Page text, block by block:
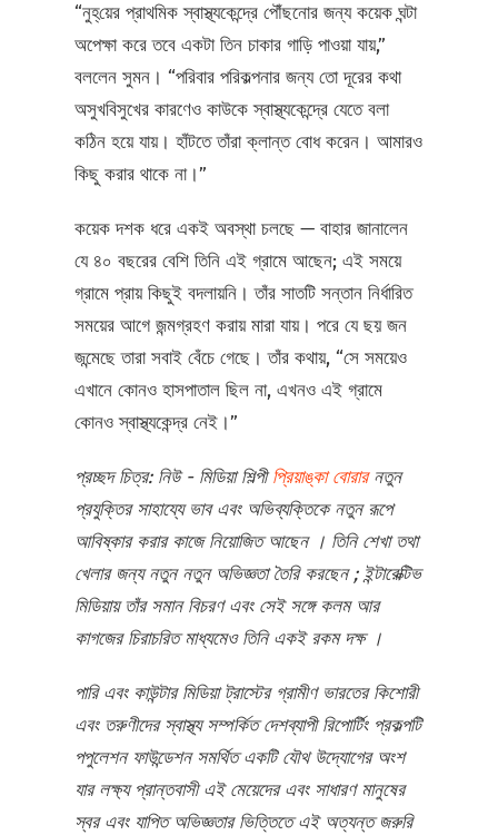
“নুহ্‌য়ের প্রাথমিক স্বাস্থ্যকেন্দ্রে পৌঁছনোর জন্য কয়েক ঘন্টা
অপেক্ষা করে তবে একটা তিন চাকার গাড়ি পাওয়া যায়,”
বললেন সুমন। “পরিবার পরিকল্পনার জন্য তো দূরের কথা
অসুখবিসুখের কারণেও কাউকে স্বাস্থ্যকেন্দ্রে যেতে বলা
কঠিন হয়ে যায়। হাঁটতে তাঁরা ক্লান্ত বোধ করেন। আমারও
কিছু করার থাকে না।”
কয়েক দশক ধরে একই অবস্থা চলছে — বাহার জানালেন
যে ৪০ বছরের বেশি তিনি এই গ্রামে আছেন; এই সময়ে
গ্রামে প্রায় কিছুই বদলায়নি। তাঁর সাতটি সন্তান নির্ধারিত
সময়ের আগে জন্মগ্রহণ করায় মারা যায়। পরে যে ছয় জন
জন্মেছে তারা সবাই বেঁচে গেছে। তাঁর কথায়, “সে সময়েও
এখানে কোনও হাসপাতাল ছিল না, এখনও এই গ্রামে
কোনও স্বাস্থ্যকেন্দ্র নেই।”
প্রচ্ছদ চিত্র: নিউ- মিডিয়া শিল্পীপ্রিয়াঙ্কা বোরারনতুন
প্রযুক্তির সাহায্যে ভাব এবং অভিব্যক্তিকে নতুন রূপে
আবিষ্কার করার কাজে নিয়োজিত আছেন । তিনি শেখা তথা
খেলার জন্য নতুন নতুন অভিজ্ঞতা তৈরি করছেন;ইন্টারেক্টিভ
মিডিয়ায় তাঁর সমান বিচরণ এবং সেই সঙ্গে কলম আর
কাগজের চিরাচরিত মাধ্যমেও তিনি একই রকম দক্ষ ।
পারি এবং কাউন্টার মিডিয়া ট্রাস্টের গ্রামীণ ভারতের কিশোরী
এবং তরুণীদের স্বাস্থ্য সম্পর্কিত দেশব্যাপী রিপোর্টিং প্রকল্পটি
পপুলেশন ফাউন্ডেশন সমর্থিত একটি যৌথ উদ্যোগের অংশ
যার লক্ষ্য প্রান্তবাসী এই মেয়েদের এবং সাধারণ মানুষের
স্বর এবং যাপিত অভিজ্ঞতার ভিত্তিতে এই অত্যন্ত জরুরি